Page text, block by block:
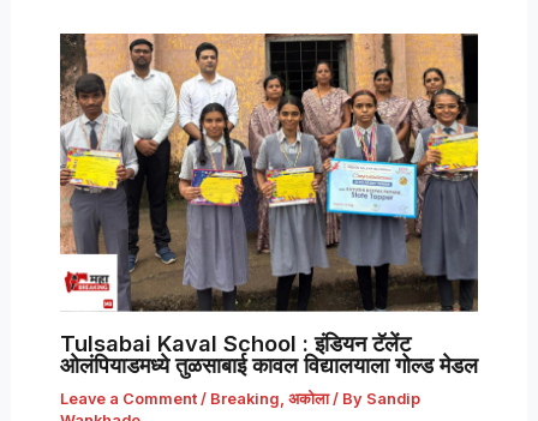
Tulsabai Kaval School : इंडियन टॅलेंट
ओलंपियाडमध्ये तुळसाबाई कावल विद्यालयाला गोल्ड मेडल
Leave a Comment / Breaking अकोला/ By Sandip